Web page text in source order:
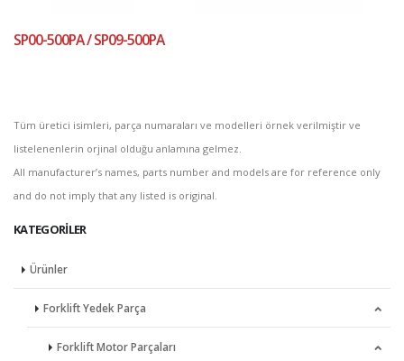
SP00-500PA / SP09-500PA
Tüm üretici isimleri, parça numaraları ve modelleri örnek verilmiştir ve
listelenenlerin orjinal olduğu anlamına gelmez.
All manufacturer’s names, parts number and models are for reference only
and do not imply that any listed is original.
KATEGORILER
Ürünler
Forklift Yedek Parça
Forklift Motor Parçaları